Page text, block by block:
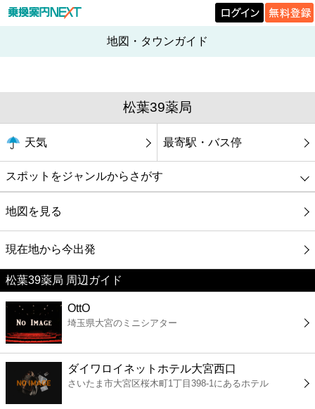
地図・タウンガイド
松葉39薬局
天気 最寄駅・バス停
スポットをジャンルからさがす
グルメ
映画
美容
コンビニ
薬局
スーパー
地図を見る
現在地から今出発
松葉39薬局 周辺ガイド
OttO
埼玉県大宮のミニシアター
ダイワロイネットホテル大宮西口
さいたま市大宮区桜木町1丁目398-1にあるホテル